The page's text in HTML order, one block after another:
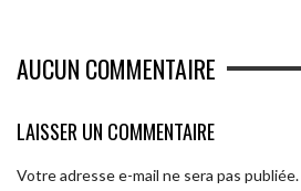
AUCUN COMMENTAIRE
LAISSER UN COMMENTAIRE
Votre adresse e-mail ne sera pas publiée.